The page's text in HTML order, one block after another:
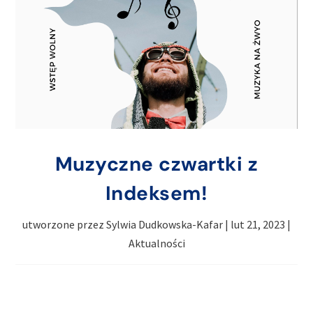
Muzyczne czwartki z
Indeksem!
utworzone przez Sylwia Dudkowska-Kafar | lut 21, 2023 |
Aktualności